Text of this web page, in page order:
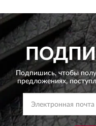
Подпишись, чтобы
предложениях,